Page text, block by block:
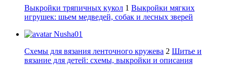
Выкройки тряпичных кукол 1 Выкройки мягких
игрушек: шьем медведей, собак и лесных зверей
Nusha01
Схемы для вязания ленточного кружева 2 Шитье и
вязание для детей: схемы, выкройки и описания